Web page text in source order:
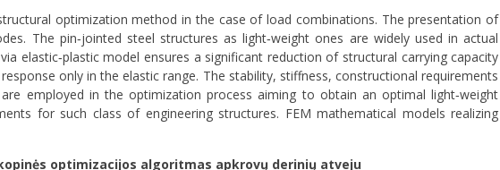
optimization method in the case of load combinations. The presentation of
The pin‐jointed steel structures as light‐weight ones are widely used in actual
elastic‐plastic model ensures a significant reduction of structural carrying capacity
only in the elastic range. The stability, stiffness, constructional requirements
employed in the optimization process aiming to obtain an optimal light‐weight
for such class of engineering structures. FEM mathematical models realizing
optimizacijos algoritmas apkrovų derinių atveju